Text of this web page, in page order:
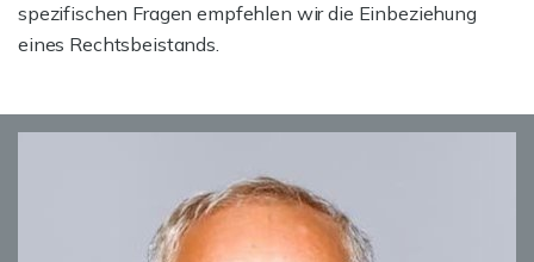
spezifischen Fragen empfehlen wir die Einbeziehung
eines Rechtsbeistands.